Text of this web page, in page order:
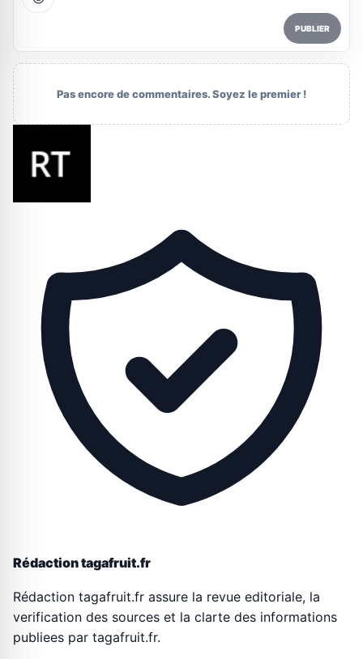
PUBLIER
Pas encore de commentaires. Soyez le premier !
Rédaction tagafruit.fr
Rédaction tagafruit.fr assure la revue editoriale, la
verification des sources et la clarte des informations
publiees par tagafruit.fr.